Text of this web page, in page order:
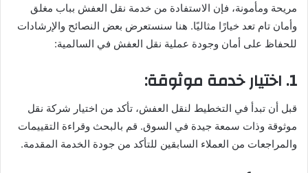
مريحة ومأمونة، فإن الاستفادة من خدمة نقل العفش بباب مغلق
وأمان تام تعد خيارًا مثاليًا. هنا سنستعرض بعض النصائح والإرشادات
للحفاظ على أمان وجودة عملية نقل العفش في السالمية:
1. اختيار خدمة موثوقة:
قبل أن تبدأ في التخطيط لنقل العفش، تأكد من اختيار شركة نقل
موثوقة وذات سمعة جيدة في السوق. قم بالبحث وقراءة التقييمات
والمراجعات من العملاء السابقين للتأكد من جودة الخدمة المقدمة.